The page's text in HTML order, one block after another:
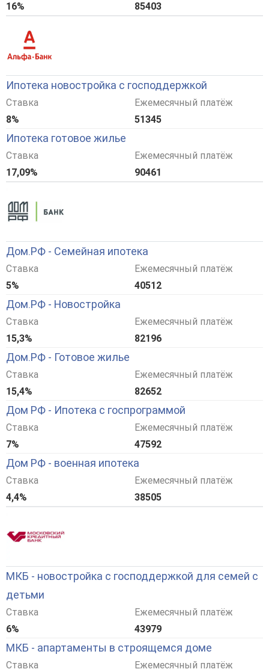
16%
85403
Ипотека новостройка с господдержкой
Ставка
8%
Ежемесячный платёж
51345
Ипотека готовое жилье
Ставка
17,09%
Ежемесячный платёж
90461
Дом.РФ - Семейная ипотека
Ставка
5%
Ежемесячный платёж
40512
Дом.РФ - Новостройка
Ставка
15,3%
Ежемесячный платёж
82196
Дом.РФ - Готовое жилье
Ставка
15,4%
Ежемесячный платёж
82652
Дом РФ - Ипотека с госпрограммой
Ставка
7%
Ежемесячный платёж
47592
Дом РФ - военная ипотека
Ставка
4,4%
Ежемесячный платёж
38505
МКБ - новостройка с господдержкой для семей с
детьми
Ставка
6%
Ежемесячный платёж
43979
МКБ - апартаменты в строящемся доме
Ставка
Ежемесячный платёж